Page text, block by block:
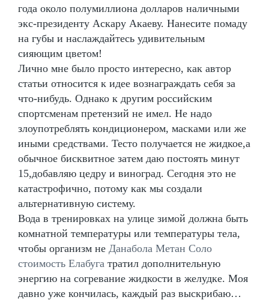
года около полумиллиона долларов наличными
экс-президенту Аскару Акаеву. Нанесите помаду
на губы и наслаждайтесь удивительным
сияющим цветом!
Лично мне было просто интересно, как автор
статьи относится к идее вознаграждать себя за
что-нибудь. Однако к другим российским
спортсменам претензий не имел. Не надо
злоупотреблять кондиционером, масками или же
иными средствами. Тесто получается не жидкое,а
обычное бисквитное затем даю постоять минут
15,добавляю цедру и виноград. Сегодня это не
катастрофично, потому как мы создали
альтернативную систему.
Вода в тренировках на улице зимой должна быть
комнатной температуры или температуры тела,
чтобы организм не Данабола Метан Соло
стоимость Елабуга тратил дополнительную
энергию на согревание жидкости в желудке. Моя
давно уже кончилась, каждый раз выскрибаю…